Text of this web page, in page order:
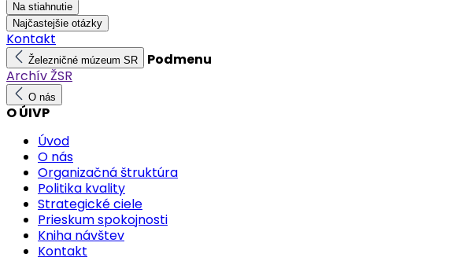
Na stiahnutie
Najčastejšie otázky
Kontakt
Železničné múzeum SR
Podmenu
Archív ŽSR
O nás
O ÚIVP
Úvod
O nás
Organizačná štruktúra
Politika kvality
Strategické ciele
Prieskum spokojnosti
Kniha návštev
Kontakt